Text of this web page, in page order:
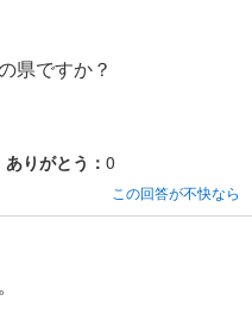
県ですか？
ありがとう： 0
この回答が不快なら